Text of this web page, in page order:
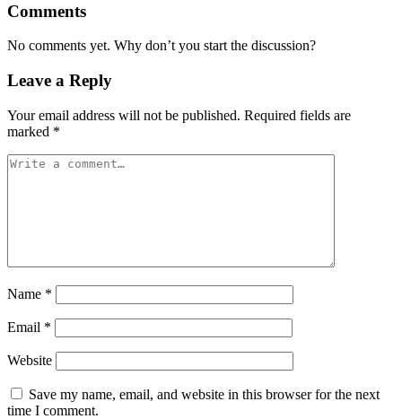
Comments
No comments yet. Why don’t you start the discussion?
Leave a Reply
Your email address will not be published. Required fields are
marked *
Name *
Email *
Website
Save my name, email, and website in this browser for the next
time I comment.